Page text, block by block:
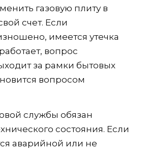
газовую плиту в
счет. Если
имеется утечка
вопрос
за рамки бытовых
вопросом
службы обязан
состояния. Если
аварийной или не